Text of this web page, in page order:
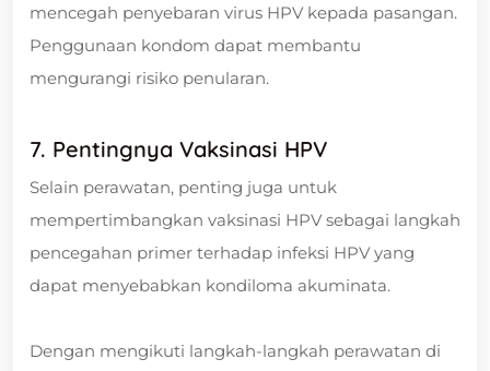
mencegah penyebaran virus HPV kepada pasangan.
Penggunaan kondom dapat membantu
mengurangi risiko penularan.
7. Pentingnya Vaksinasi HPV
Selain perawatan, penting juga untuk
mempertimbangkan vaksinasi HPV sebagai langkah
pencegahan primer terhadap infeksi HPV yang
dapat menyebabkan kondiloma akuminata.
Dengan mengikuti langkah-langkah perawatan di